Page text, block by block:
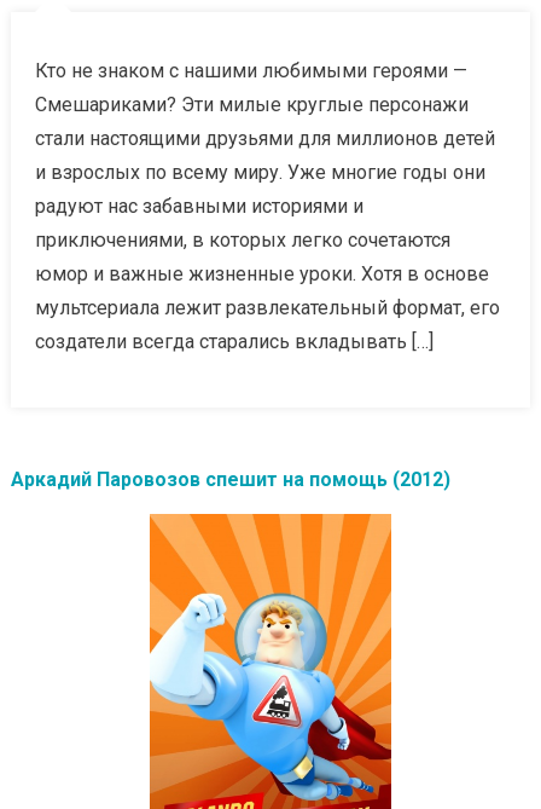
Кто не знаком с нашими любимыми героями —
Смешариками? Эти милые круглые персонажи
стали настоящими друзьями для миллионов детей
и взрослых по всему миру. Уже многие годы они
радуют нас забавными историями и
приключениями, в которых легко сочетаются
юмор и важные жизненные уроки. Хотя в основе
мультсериала лежит развлекательный формат, его
создатели всегда старались вкладывать […]
Аркадий Паровозов спешит на помощь (2012)